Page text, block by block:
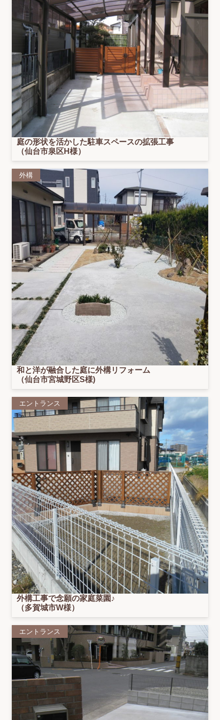
庭の形状を活かした駐車スペースの拡張工事
（仙台市泉区H様）
外構
和と洋が融合した庭に外構リフォーム
（仙台市宮城野区S様)
エントランス
外構工事で念願の家庭菜園♪
（多賀城市W様）
エントランス